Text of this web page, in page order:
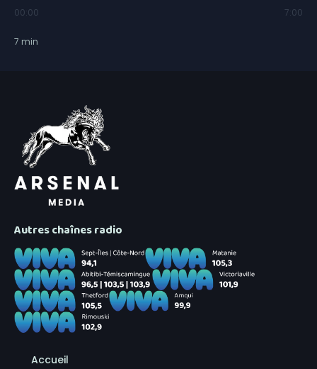
00:00 7:00
7 min
Autres chaînes radio
Accueil